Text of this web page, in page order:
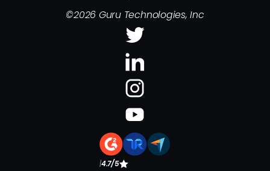
©2026 Guru Technologies, Inc
|4.7/5